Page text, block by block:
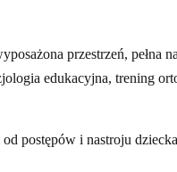
przestrzeń,
edukacyjna, trening
postępów i nastroju